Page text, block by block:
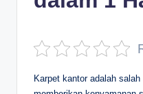
D
Karpet kantor adalah